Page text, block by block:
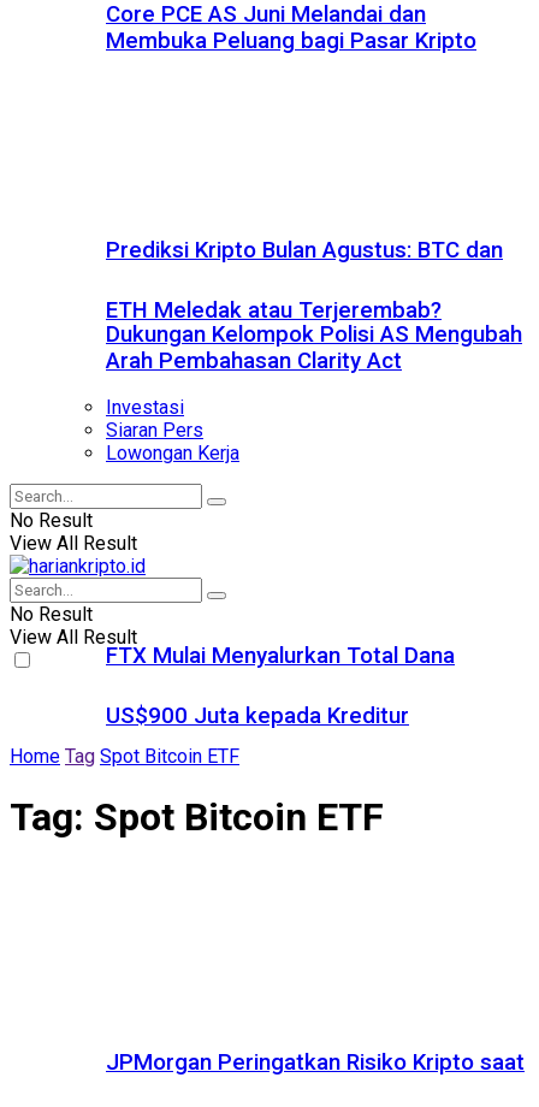
Prediksi Kripto Bulan Agustus: BTC dan
ETH Meledak atau Terjerembab?
FTX Mulai Menyalurkan Total Dana
US$900 Juta kepada Kreditur
JPMorgan Peringatkan Risiko Kripto saat
Core PCE AS Juni Melandai dan
Membuka Peluang bagi Pasar Kripto
Dukungan Kelompok Polisi AS Mengubah
Arah Pembahasan Clarity Act
Investasi
Siaran Pers
Lowongan Kerja
No Result
View All Result
No Result
View All Result
Home Tag Spot Bitcoin ETF
Tag: Spot Bitcoin ETF